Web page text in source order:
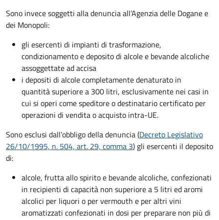
Sono invece soggetti alla denuncia all’Agenzia delle Dogane e
dei Monopoli:
gli esercenti di impianti di trasformazione,
condizionamento e deposito di alcole e bevande alcoliche
assoggettate ad accisa
i depositi di alcole completamente denaturato in
quantità superiore a 300 litri, esclusivamente nei casi in
cui si operi come speditore o destinatario certificato per
operazioni di vendita o acquisto intra-UE.
Sono esclusi dall’obbligo della denuncia(Decreto Legislativo
26/10/1995, n. 504, art. 29, comma 3) gli esercenti il deposito
di:
alcole, frutta allo spirito e bevande alcoliche, confezionati
in recipienti di capacità non superiore a 5 litri ed aromi
alcolici per liquori o per vermouth e per altri vini
aromatizzati confezionati in dosi per preparare non più di